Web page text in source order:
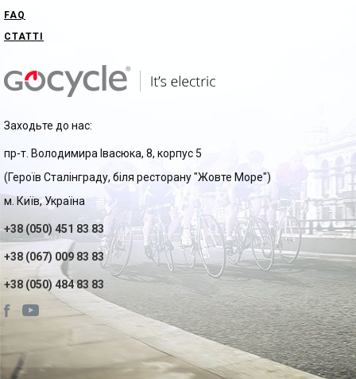
FAQ
СТАТТІ
Заходьте до нас:
пр-т. Володимира Івасюка, 8, корпус 5
(Героїв Сталінграду, біля ресторану "Жовте Море")
м. Київ, Україна
+38 (050) 451 83 83
+38 (067) 009 83 83
+38 (050) 484 83 83